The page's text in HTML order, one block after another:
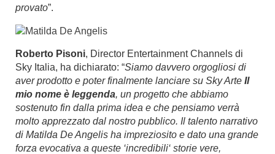
provato”.
Roberto Pisoni, Director Entertainment Channels di
Sky Italia, ha dichiarato: “Siamo davvero orgogliosi di
aver prodotto e poter finalmente lanciare su Sky Arte Il
mio nome è leggenda, un progetto che abbiamo
sostenuto fin dalla prima idea e che pensiamo verrà
molto apprezzato dal nostro pubblico. Il talento narrativo
di Matilda De Angelis ha impreziosito e dato una grande
forza evocativa a queste ‘incredibili‘ storie vere,